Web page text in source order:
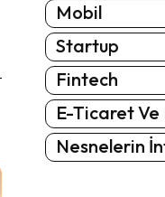
Mobil
Startup
Fintech
E-Ticaret
Nesnelerin